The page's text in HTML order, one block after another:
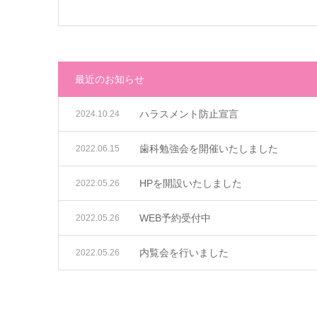
最近のお知らせ
ハラスメント防止宣言
2024.10.24
歯科勉強会を開催いたしました
2022.06.15
HPを開設いたしました
2022.05.26
WEB予約受付中
2022.05.26
内覧会を行いました
2022.05.26